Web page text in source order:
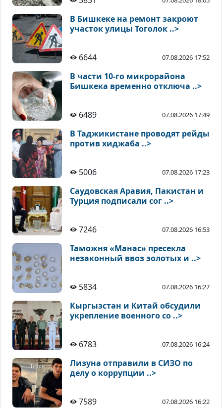
В Бишкеке на ремонт закроют
участок улицы Тоголок ..>
6644 07.08.2026 17:52
В части 10-го микрорайона
Бишкека временно отключа ..>
6489 07.08.2026 17:49
В Таджикистане проводят рейды
против хиджаба ..>
5006 07.08.2026 17:23
Саудовская Аравия, Пакистан и
Турция подписали сог ..>
7246 07.08.2026 16:53
Таможня «Манас» пресекла
незаконный ввоз золотых и ..>
5834 07.08.2026 16:27
Кыргызстан и Китай обсудили
укрепление военного со ..>
6783 07.08.2026 16:24
Лизуна отправили в СИЗО по
делу о коррупции ..>
7589 07.08.2026 16:22